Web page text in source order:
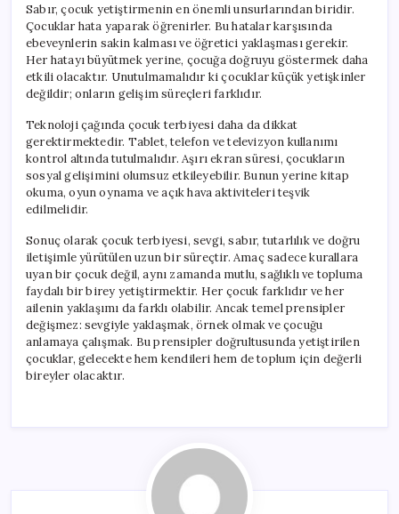
Sabır, çocuk yetiştirmenin en önemli unsurlarından biridir.
Çocuklar hata yaparak öğrenirler. Bu hatalar karşısında
ebeveynlerin sakin kalması ve öğretici yaklaşması gerekir.
Her hatayı büyütmek yerine, çocuğa doğruyu göstermek daha
etkili olacaktır. Unutulmamalıdır ki çocuklar küçük yetişkinler
değildir; onların gelişim süreçleri farklıdır.
Teknoloji çağında çocuk terbiyesi daha da dikkat
gerektirmektedir. Tablet, telefon ve televizyon kullanımı
kontrol altında tutulmalıdır. Aşırı ekran süresi, çocukların
sosyal gelişimini olumsuz etkileyebilir. Bunun yerine kitap
okuma, oyun oynama ve açık hava aktiviteleri teşvik
edilmelidir.
Sonuç olarak çocuk terbiyesi, sevgi, sabır, tutarlılık ve doğru
iletişimle yürütülen uzun bir süreçtir. Amaç sadece kurallara
uyan bir çocuk değil, aynı zamanda mutlu, sağlıklı ve topluma
faydalı bir birey yetiştirmektir. Her çocuk farklıdır ve her
ailenin yaklaşımı da farklı olabilir. Ancak temel prensipler
değişmez: sevgiyle yaklaşmak, örnek olmak ve çocuğu
anlamaya çalışmak. Bu prensipler doğrultusunda yetiştirilen
çocuklar, gelecekte hem kendileri hem de toplum için değerli
bireyler olacaktır.